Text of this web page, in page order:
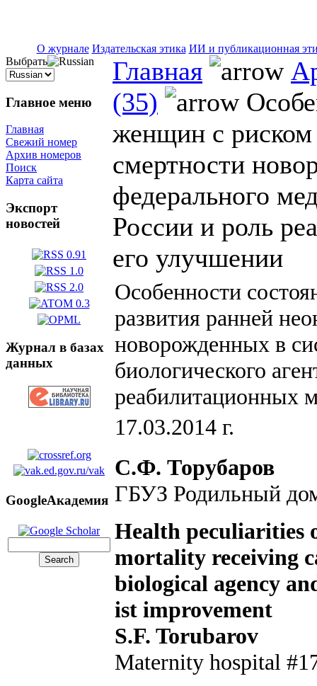
О журнале Издательская этика ИИ и публикационная
Выбрать
Главное меню
Главная
Свежий номер
Архив номеров
Поиск
Карта сайта
Экспорт
новостей
Журнал в базах
данных
GoogleАкадемия
Главная
(35)
женщин с риском
смертности
федерального
России и роль
его улучшении
Особенности
развития ранней
новорожденных в
биологического
реабилитационных
17.03.2014 г.
С.Ф. Торубаров
ГБУЗ Родильный
Health peculiarities
mortality receiving
biological agency
ist improvement
S.F. Torubarov
Maternity hospital